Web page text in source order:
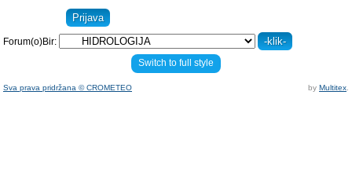
Forum(o)Bir:
Switch to full style
Sva prava pridržana © CROMETEO by Multitex